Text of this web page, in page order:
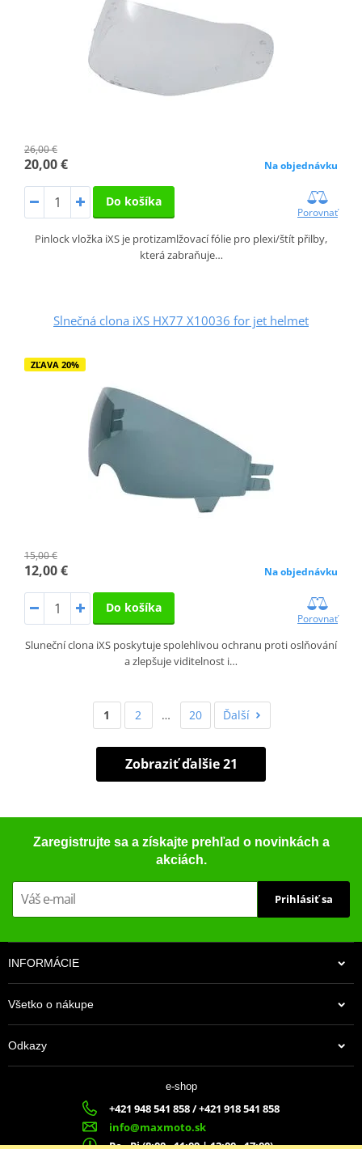
26,00 €
20,00 € Na objednávku
Do košíka
Porovnať
Pinlock vložka iXS je protizamlžovací fólie pro plexi/štít přilby,
která zabraňuje…
Slnečná clona iXS HX77 X10036 for jet helmet
ZĽAVA 20%
15,00 €
12,00 € Na objednávku
Do košíka
Porovnať
Sluneční clona iXS poskytuje spolehlivou ochranu proti oslňování
a zlepšuje viditelnost i…
1 2 … 20 Ďalší
Zobraziť ďalšie 21
Zaregistrujte sa a získajte prehľad o novinkách a
akciách.
Prihlásiť sa
INFORMÁCIE
Všetko o nákupe
Odkazy
e-shop
+421 948 541 858 / +421 918 541 858
info@maxmoto.sk
Po - Pi (8:00 - 11:00 | 12:00 - 17:00)